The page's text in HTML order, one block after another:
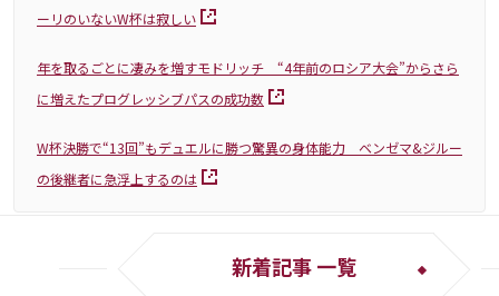
ーリのいないW杯は寂しい
年を取るごとに凄みを増すモドリッチ “4年前のロシア大会”からさら
に増えたプログレッシブパスの成功数
W杯決勝で“13回”もデュエルに勝つ驚異の身体能力 ベンゼマ&ジルー
の後継者に急浮上するのは
新着記事 一覧